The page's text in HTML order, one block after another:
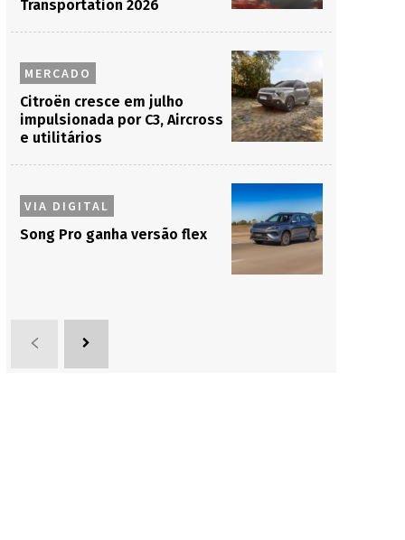
Transportation 2026
MERCADO
Citroën cresce em julho
impulsionada por C3, Aircross
e utilitários
VIA DIGITAL
Song Pro ganha versão flex